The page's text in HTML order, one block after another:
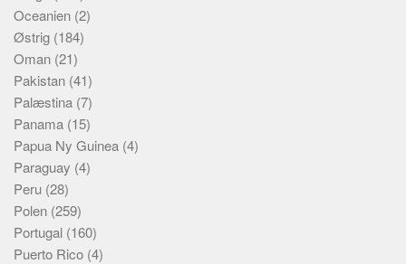
Oceanien (2)
Østrig (184)
Oman (21)
Pakistan (41)
Palæstina (7)
Panama (15)
Papua Ny Guinea (4)
Paraguay (4)
Peru (28)
Polen (259)
Portugal (160)
Puerto Rico (4)